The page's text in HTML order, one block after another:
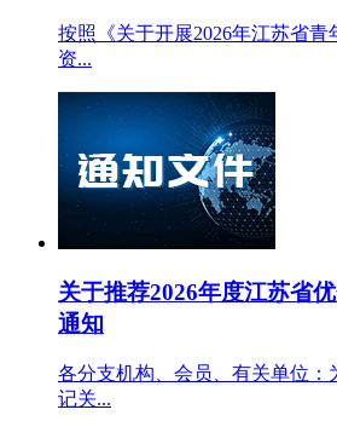
按照《关于开展2026年江苏省青
资...
关于推荐2026年度江苏省
通知
各分支机构、会员、有关单位：
记关...